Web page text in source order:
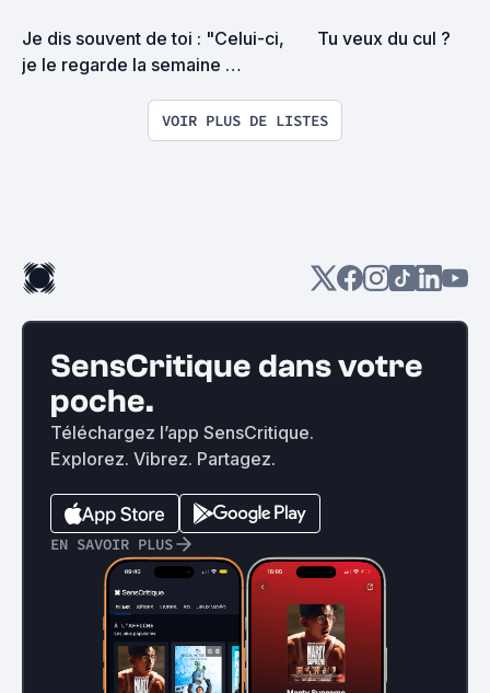
Je dis souvent de toi : "Celui-ci,
je le regarde la semaine
Tu veux du cul ?
VOIR PLUS DE LISTES
SensCritique dans votre
poche.
Téléchargez l’app SensCritique.
Explorez. Vibrez. Partagez.
EN SAVOIR PLUS